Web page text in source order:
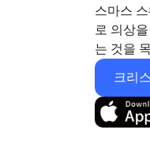
스마스
로 의상
는 것을
크리